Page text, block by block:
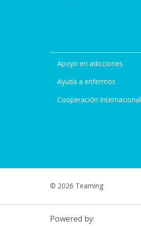
Apoyo en adicciones
Ayuda a enfermos
Cooperación Internacional
© 2026 Teaming
Powered by: